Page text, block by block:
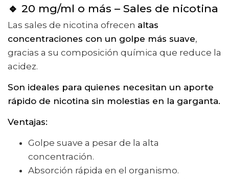
🔹 20 mg/ml o más – Sales de nicotina
Las sales de nicotina ofrecen altas
concentraciones con un golpe más suave,
gracias a su composición química que reduce la
acidez.
Son ideales para quienes necesitan un aporte
rápido de nicotina sin molestias en la garganta.
Ventajas:
Golpe suave a pesar de la alta
concentración.
Absorción rápida en el organismo.